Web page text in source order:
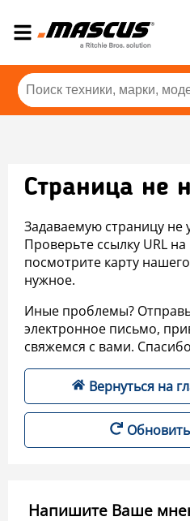
Страница не
Задаваемую страницу не
Проверьте ссылку URL
посмотрите карту
нужное.
Иные проблемы?
электронное письмо,
свяжемся с вами.
Вернуться на
Напишите Ваше